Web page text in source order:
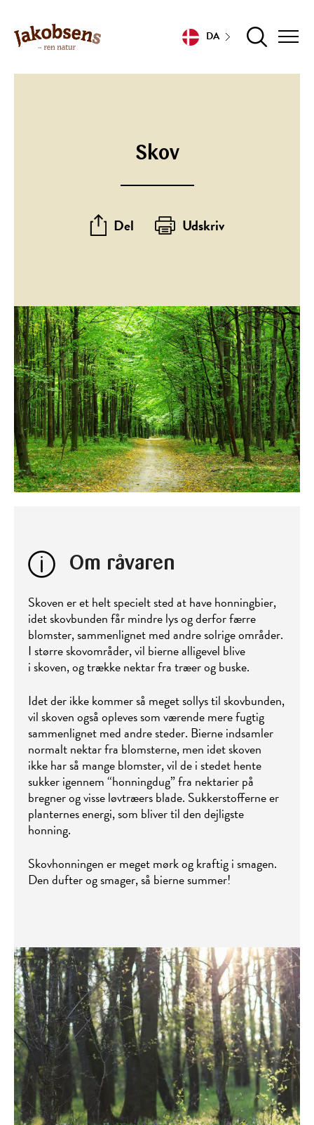
DA
Skov
Del Udskriv
Om råvaren
Skoven er et helt specielt sted at have honningbier,
idet skovbunden får mindre lys og derfor færre
blomster, sammenlignet med andre solrige områder.
I større skovområder, vil bierne alligevel blive
i skoven, og trække nektar fra træer og buske.
Idet der ikke kommer så meget sollys til skovbunden,
vil skoven også opleves som værende mere fugtig
sammenlignet med andre steder. Bierne indsamler
normalt nektar fra blomsterne, men idet skoven
ikke har så mange blomster, vil de i stedet hente
sukker igennem “honningdug” fra nektarier på
bregner og visse løvtræers blade. Sukkerstofferne er
planternes energi, som bliver til den dejligste
honning.
Skovhonningen er meget mørk og kraftig i smagen.
Den dufter og smager, så bierne summer!